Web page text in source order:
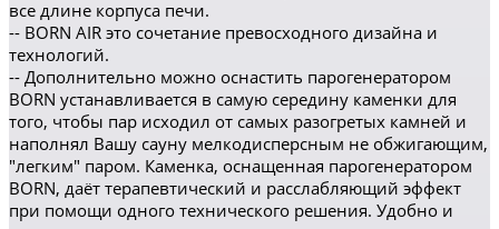
все длине корпуса печи.
-- BORN AIR это сочетание превосходного дизайна и
технологий.
-- Дополнительно можно оснастить парогенератором
BORN устанавливается в самую середину каменки для
того, чтобы пар исходил от самых разогретых камней и
наполнял Вашу сауну мелкодисперсным не обжигающим,
"легким" паром. Каменка, оснащенная парогенератором
BORN, даёт терапевтический и расслабляющий эффект
при помощи одного технического решения. Удобно и